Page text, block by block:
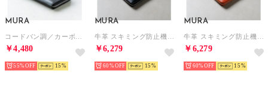
MURA
コードバン調／カーボンレザー スキミング防止 コンパクト 小さめ 長財布 （ブラック）
￥4,480
55% 15
MURA
牛革 スキミング防止機能付き YKKラウンドファスナー 長財布 （ブラック）
￥6,279
60% 15
MURA
牛革 スキミング防止機能付き YKKラウンドファスナー 長財布 （キャメル）
￥6,279
60% 15